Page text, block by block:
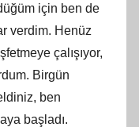
için ben de
verdim. Henüz
çalışıyor,
Birgün
ben
başladı.